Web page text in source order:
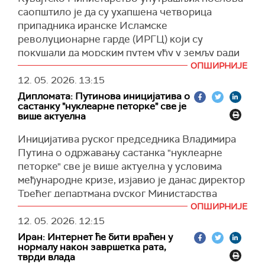
(Танјуг)
(Reuters)
саопштило је да су ухапшена четворица
припадника иранске Исламске
револуционарне гарде (ИРГЦ) који су
покушали да морским путем уђу у земљу ради
извођења, како се наводи, непријатељских
активности против Кувајта, а један кувајтски
војник је током акције рањен.
Министарство је, наводиАл Џазира
, навело да
припадност Револуционарној гарди, као и да
су добили задатак да се инфилтрирају на
острво Бубијан користећи рибарски чамац
који је, према њиховим тврдњама, посебно
изнајмљен за извођење непријатељских
операција против Кувајта.
Како се додаје, током акције дошло је до
сукоба са кувајтским оружаним снагама, при
чему је рањен један припадник кувајтских
ОПШИРНИЈЕ
12. 05. 2026. 13:15
Дипломата: Путинова иницијатива о
састанку "нуклеарне петорке" све је
више актуелна
Иницијатива руског председника Владимира
Путина о одржавању састанка "нуклеарне
петорке" све је више актуелна у условима
међународне кризе, изјавио је данас директор
Трећег департмана руског Министарства
спољних послова Александар Стерник.
"Својевремено смо предложили одржавање
самита пет сталних чланица Савета
безбедности УН ради разговора о заједничкој
ОПШИРНИЈЕ
12. 05. 2026. 12:15
Иран: Интернет ће бити враћен у
нормалу након завршетка рата,
тврди влада